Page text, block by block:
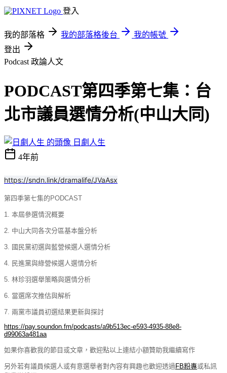
登入
我的部落格 我的部落格後台
我的帳號
登出
Podcast 政論人文
PODCAST第四季第七集：台
北市議員選情分析(中山大同)
日劇人生
4年前
https://sndn.link/dramalife/JVaAsx
第四季第七集的PODCAST
1. 本屆參選情況概要
2. 中山大同各次分區基本盤分析
3. 國民黨初選與藍營候選人選情分析
4. 民進黨與綠營候選人選情分析
5. 林珍羽選舉策略與選情分析
6. 當選席次推估與解析
7. 兩黨市議員初選結果更新與探討
https://pay.soundon.fm/podcasts/a9b513ec-e593-4935-88e8-
d99063a481aa
如果你喜歡我的節目或文章，歡迎點以上連結小額贊助我繼續寫作
另外若有議員候選人或有意選舉者對內容有興趣也歡迎透過 FB粉專或私訊